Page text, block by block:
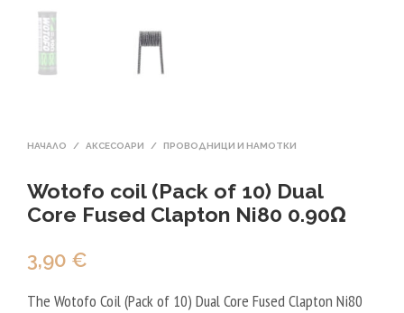
НАЧАЛО / АКСЕСОАРИ / ПРОВОДНИЦИ И НАМОТКИ
Wotofo coil (Pack of 10) Dual
Core Fused Clapton Ni80 0.90Ω
3,90 €
The Wotofo Coil (Pack of 10) Dual Core Fused Clapton Ni80